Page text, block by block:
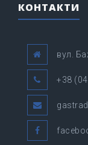
КОНТАКТИ
вул.
+38